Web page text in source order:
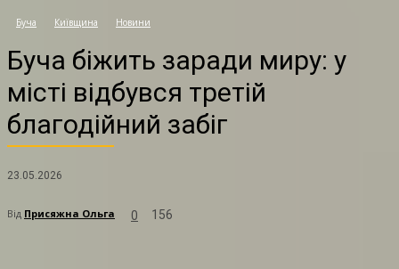
Буча Київщина Новини
Буча біжить заради миру: у
місті відбувся третій
благодійний забіг
23.05.2026
Від Присяжна Ольга 0 156